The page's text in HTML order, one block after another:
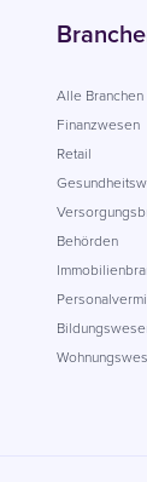
Alle Branchen
Finanzwesen
Retail
Behörden